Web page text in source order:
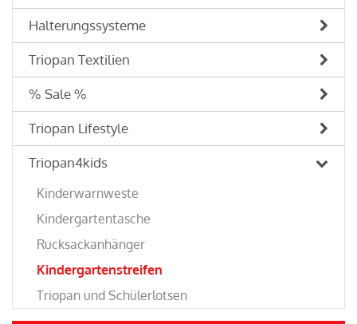
Halterungssysteme
Triopan Textilien
% Sale %
Triopan Lifestyle
Triopan4kids
Kinderwarnweste
Kindergartentasche
Rucksackanhänger
Kindergartenstreifen
Triopan und Schülerlotsen